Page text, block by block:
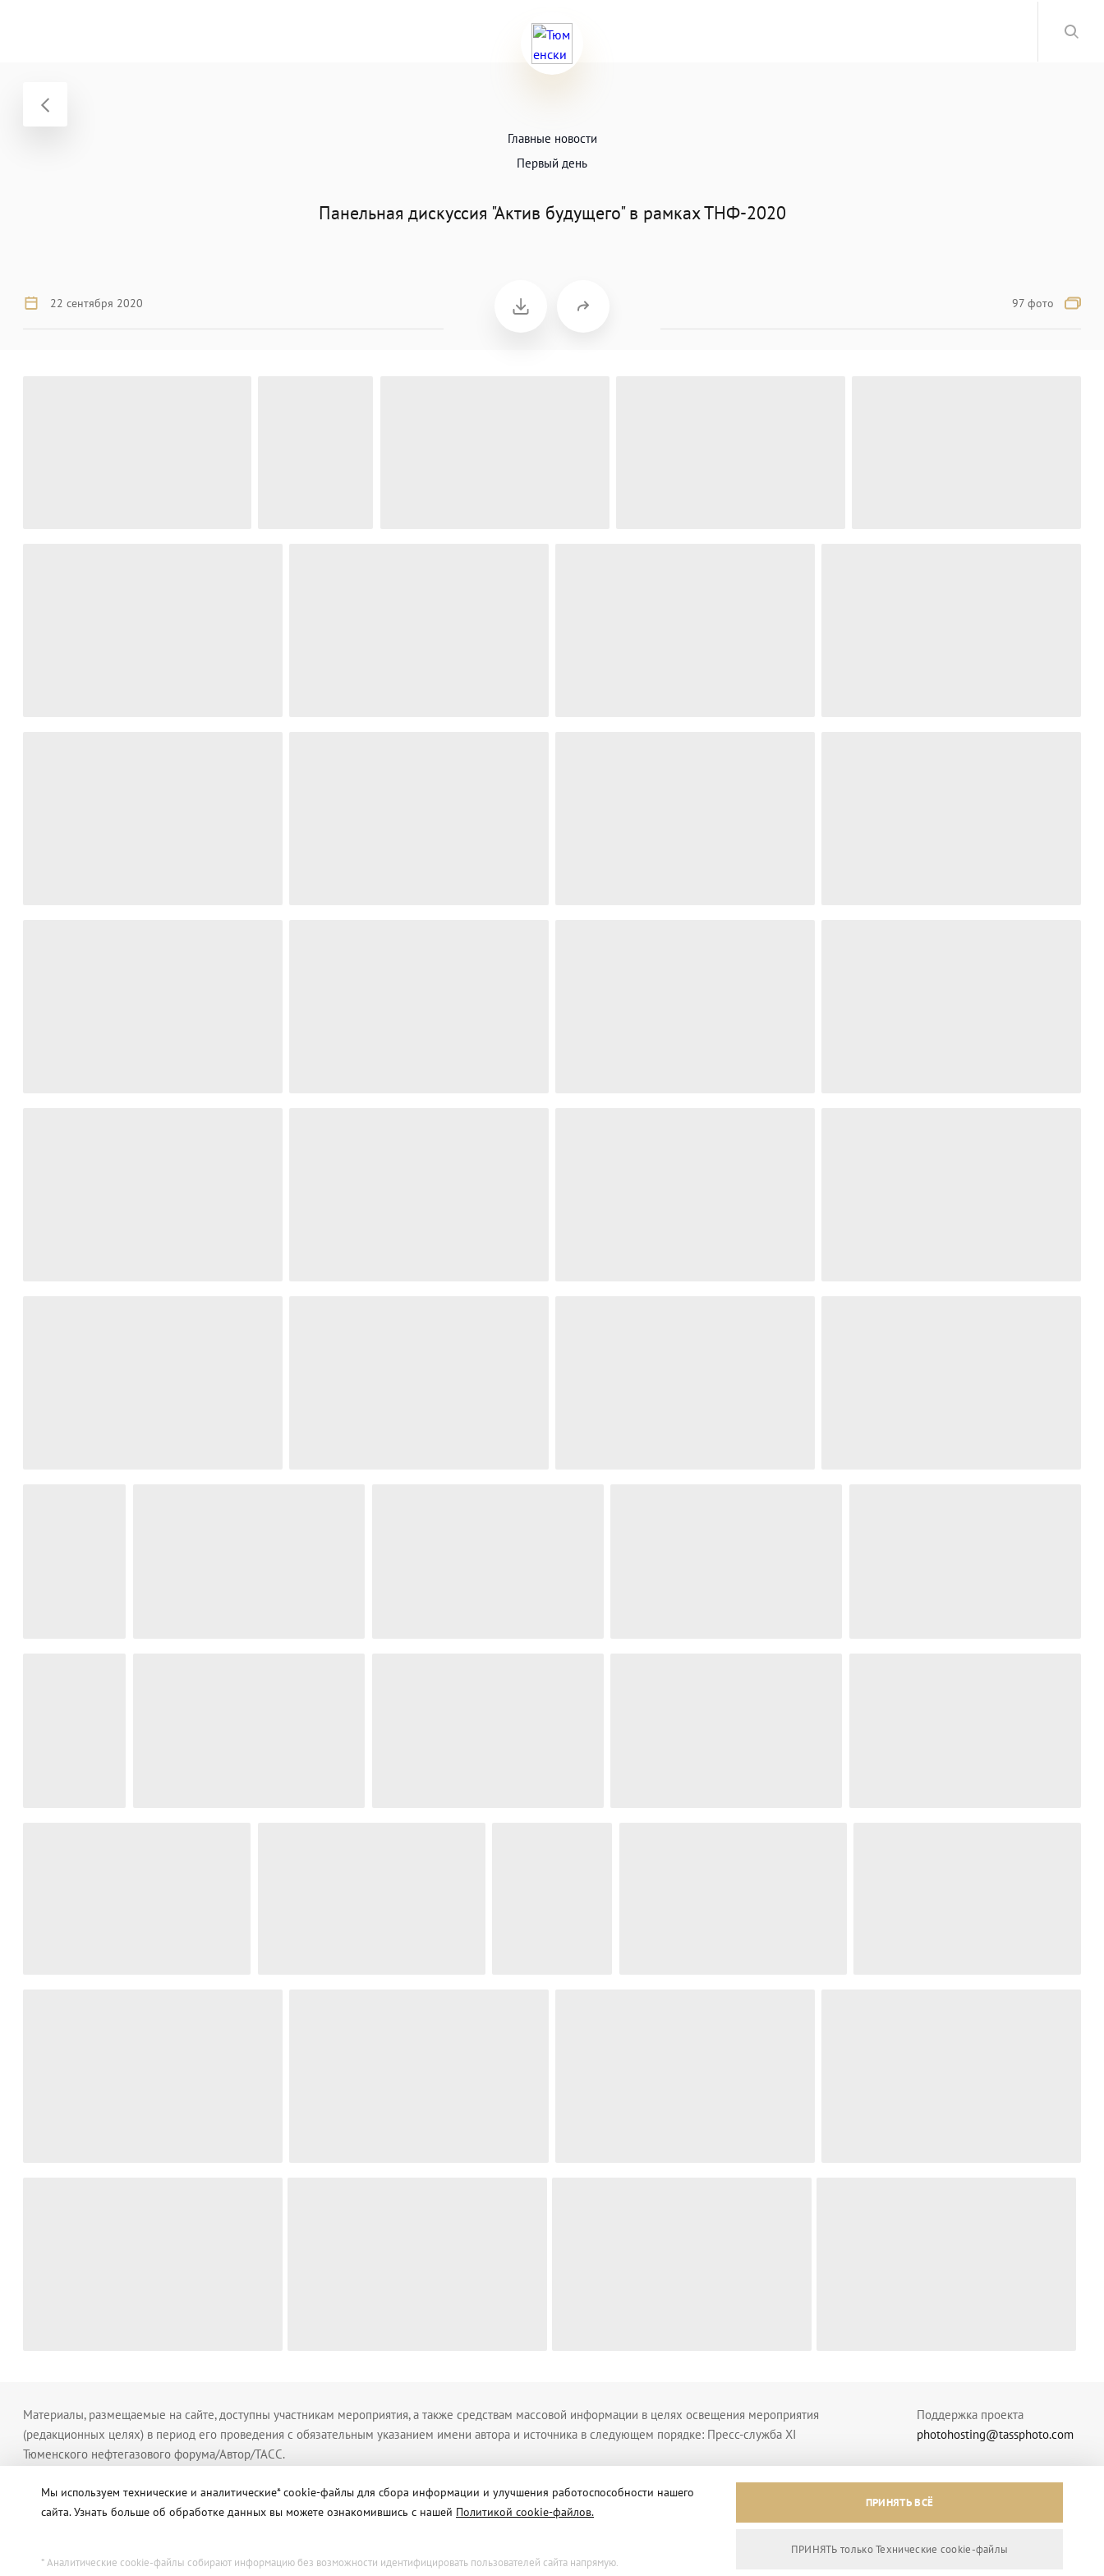
Мы используем технические и аналитические* cookie-файлы для сбора информации и улучшения работоспособности нашего
сайта. Узнать больше об обработке данных вы можете ознакомившись с нашей Политикой cookie-файлов.
* Аналитические cookie-файлы собирают информацию без возможности идентифицировать пользователей сайта напрямую.
ПРИНЯТЬ ВСЁ
ПРИНЯТЬ только Технические сookie-файлы
Главные новости
Первый день
Панельная дискуссия "Актив будущего" в рамках ТНФ-2020
22 сентября 2020 97 фото
Материалы, размещаемые на сайте, доступны участникам мероприятия, а также средствам массовой информации в целях освещения мероприятия
(редакционных целях) в период его проведения с обязательным указанием имени автора и источника в следующем порядке: Пресс-служба XI
Тюменского нефтегазового форума/Автор/ТАСС.
Условия использования материалов сайта
Поддержка проекта
photohosting@tassphoto.com
TNF 2020